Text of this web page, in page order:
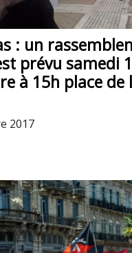
: un
prévu samedi
à 15h place de
2017